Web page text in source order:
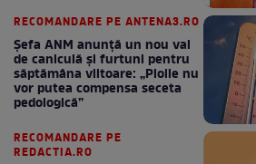
RECOMANDARE PE ANTENA3.RO
Șefa ANM anunță un nou val
de caniculă și furtuni pentru
săptămâna viitoare: „Ploile nu
vor putea compensa seceta
pedologică”
RECOMANDARE PE
REDACTIA.RO